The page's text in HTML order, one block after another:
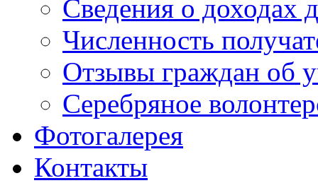
Сведения о доходах
Численность
Отзывы граждан об
Серебряное
Фотогалерея
Контакты